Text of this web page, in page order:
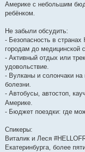
д
о
е
н
я
Америке с небольшим
ребёнком.
Не забыли обсудить:
- Безопасность в
городам до медицинской
- Активный отдых или
удовольствие.
- Вулканы и солончаки на
болезни.
- Автобусы, автостоп,
Америке.
- Бюджет поездки: где
Спикеры:
Виталик и Леся
Екатеринбурга, более